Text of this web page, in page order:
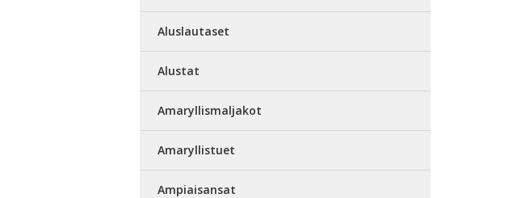
Aluslautaset
Alustat
Amaryllismaljakot
Amaryllistuet
Ampiaisansat